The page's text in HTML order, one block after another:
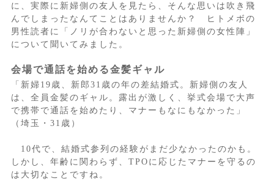
に、実際に新婦側の友人を見たら、そんな思いは吹き飛
んでしまったなんてことはありませんか？ ヒトメボの
男性読者に「ノリが合わないと思った新婦側の女性陣」
について聞いてみました。
会場で通話を始める金髪ギャル
「新婦19歳、新郎31歳の年の差結婚式。新婦側の友人
は、全員金髪のギャル。露出が激しく、挙式会場で大声
で携帯で通話を始めたり、マナーもなにもなかった」
（埼玉・31歳）
10代で、結婚式参列の経験がまだ少なかったのかも。
しかし、年齢に関わらず、TPOに応じたマナーを守るの
は大切なことですね。